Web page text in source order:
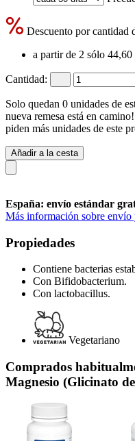
Descuento por cantidad
a partir de 2 sólo 44,60
Cantidad:
Solo quedan 0 unidades de
nueva remesa está en
piden más unidades de este
Añadir a la cesta
España: envío estándar
Más información sobre envío
Propiedades
Contiene bacterias
Con Bifidobacterium.
Con lactobacillus.
Vegetariano
Comprados
Magnesio (Glicinato